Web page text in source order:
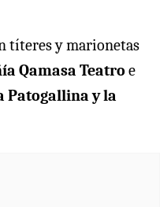
títeres y marionetas
Qamasa Teatro e
Patogallina y la